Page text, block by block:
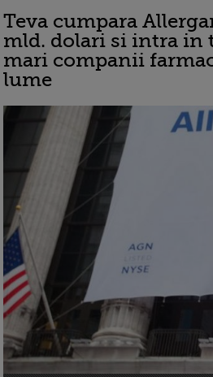
Teva cumpara
mld. dolari si intra in
mari companii
lume